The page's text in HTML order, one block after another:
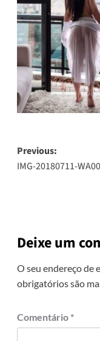
Post
Previous:
IMG-20180711-
Deixe um
O seu endereço de
obrigatórios são
Comentário *